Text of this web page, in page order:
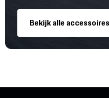
Bekijk alle accessoires